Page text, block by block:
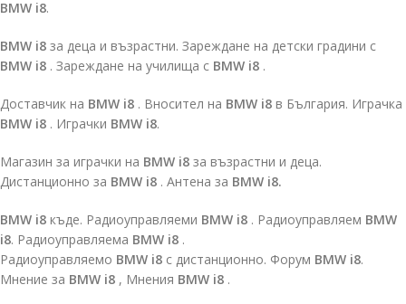
BMW i8.
BMW i8 за деца и възрастни. Зареждане на детски градини с
BMW i8 . Зареждане на училища с BMW i8 .
Доставчик на BMW i8 . Вносител на BMW i8 в България. Играчка
BMW i8 . Играчки BMW i8.
Магазин за играчки на BMW i8 за възрастни и деца.
Дистанционно за BMW i8 . Антена за BMW i8.
BMW i8 къде. Радиоуправляеми BMW i8 . Радиоуправляем BMW
i8. Радиоуправляема BMW i8 .
Радиоуправляемо BMW i8 с дистанционно. Форум BMW i8.
Мнение за BMW i8 , Мнения BMW i8 .